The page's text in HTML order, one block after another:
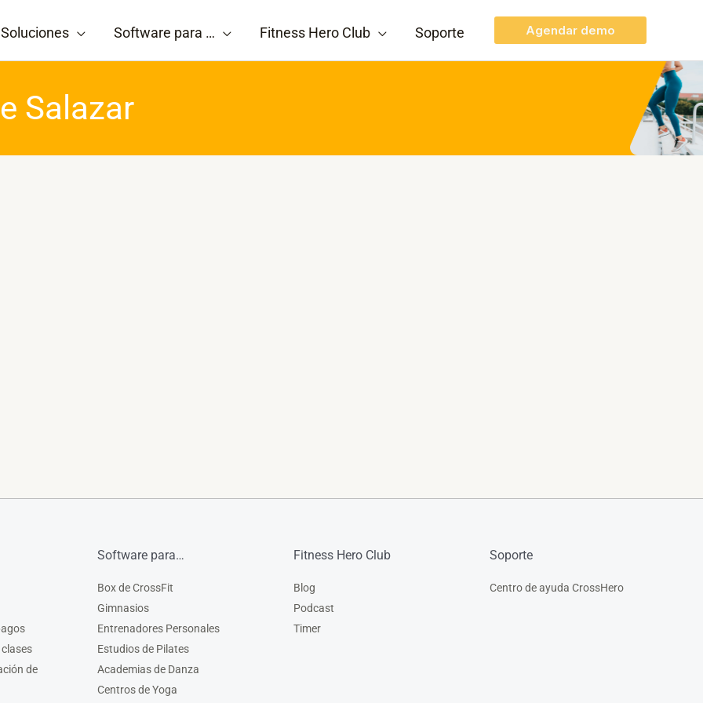
Soluciones Software para … Fitness Hero Club Soporte Agendar demo
Salazar
de
Software para…
Box de CrossFit
Gimnasios
Entrenadores Personales
Estudios de Pilates
Academias de Danza
Centros de Yoga
Fitness Hero Club
Blog
Podcast
Timer
Soporte
Centro de ayuda CrossHero